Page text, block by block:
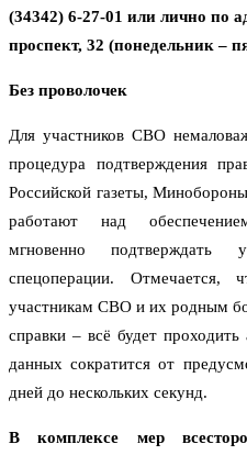
(34342) 6-27-01 или лично по
проспект, 32 (понедельник –
Без проволочек
Для участников СВО
процедура подтверждения
Российской газеты,
работают над
мгновенно подтверждать
спецоперации. Отмечается,
участникам СВО и их родным
справки – всё будет
данных сократится от
дней до нескольких секунд.
В комплексе мер